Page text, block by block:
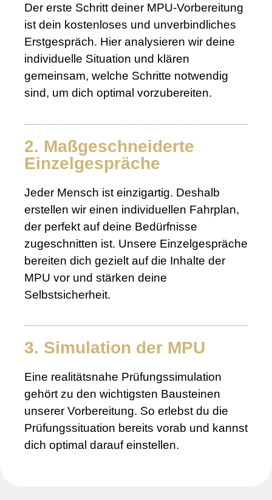
Der erste Schritt deiner MPU-Vorbereitung
ist dein kostenloses und unverbindliches
Erstgespräch. Hier analysieren wir deine
individuelle Situation und klären
gemeinsam, welche Schritte notwendig
sind, um dich optimal vorzubereiten.
2. Maßgeschneiderte
Einzelgespräche
Jeder Mensch ist einzigartig. Deshalb
erstellen wir einen individuellen Fahrplan,
der perfekt auf deine Bedürfnisse
zugeschnitten ist. Unsere Einzelgespräche
bereiten dich gezielt auf die Inhalte der
MPU vor und stärken deine
Selbstsicherheit.
3. Simulation der MPU
Eine realitätsnahe Prüfungssimulation
gehört zu den wichtigsten Bausteinen
unserer Vorbereitung. So erlebst du die
Prüfungssituation bereits vorab und kannst
dich optimal darauf einstellen.